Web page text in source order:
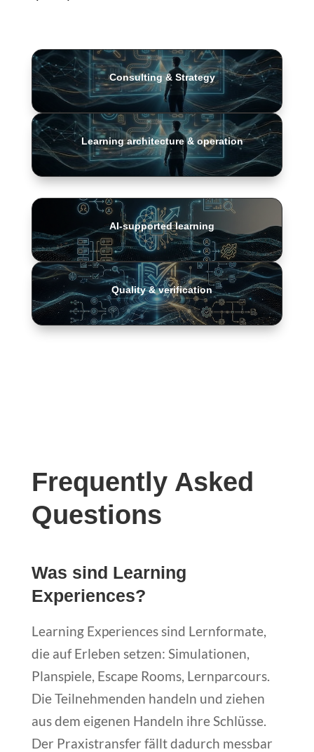
Consulting & Strategy
Learning architecture & operation
AI-supported learning
Quality & verification
Frequently Asked
Questions
Was sind Learning
Experiences?
Learning Experiences sind Lernformate,
die auf Erleben setzen: Simulationen,
Planspiele, Escape Rooms, Lernparcours.
Die Teilnehmenden handeln und ziehen
aus dem eigenen Handeln ihre Schlüsse.
Der Praxistransfer fällt dadurch messbar